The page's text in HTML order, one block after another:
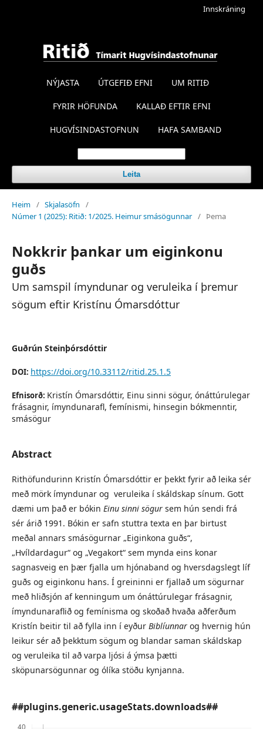
NÝJASTA ÚTGEFIÐ EFNI UM RITIÐ
FYRIR HÖFUNDA KALLAÐ EFTIR EFNI
HUGVÍSINDASTOFNUN HAFA SAMBAND
Leita
Innskráning
Heim / Skjalasöfn
/
Númer 1 (2025): Ritið: 1/2025. Heimur smásögunnar / Þema
Nokkrir þankar um eiginkonu
guðs
Um samspil ímyndunar og veruleika í þremur
sögum eftir Kristínu Ómarsdóttur
Guðrún Steinþórsdóttir
DOI: https://doi.org/10.33112/ritid.25.1.5
Efnisorð: Kristín Ómarsdóttir, Einu sinni sögur, ónáttúrulegar
frásagnir, ímyndunarafl, femínismi, hinsegin bókmenntir,
smásögur
Abstract
Rithöfundurinn Kristín Ómarsdóttir er þekkt fyrir að leika sér
með mörk ímyndunar og veruleika í skáldskap sínum. Gott
dæmi um það er bókin Einu sinni sögur sem hún sendi frá
sér árið 1991. Bókin er safn stuttra texta en þar birtust
meðal annars smásögurnar „Eiginkona guðs“,
„Hvíldardagur“ og „Vegakort“ sem mynda eins konar
sagnasveig en þær fjalla um hjónaband og hversdagslegt líf
guðs og eiginkonu hans. Í greininni er fjallað um sögurnar
með hliðsjón af kenningum um ónáttúrulegar frásagnir,
ímyndunaraflið og femínisma og skoðað hvaða aðferðum
Kristín beitir til að fylla inn í eyður Biblíunnar og hvernig hún
leikur sér að þekktum sögum og blandar saman skáldskap
og veruleika til að varpa ljósi á ýmsa þætti
sköpunarsögunnar og ólíka stöðu kynjanna.
##plugins.generic.usageStats.downloads##